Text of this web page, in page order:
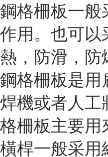
鋼格柵板一般
作用。也可以
熱，防滑，防
鋼格柵板是用
焊機或者人工
格柵板主要用
橫桿一般采用